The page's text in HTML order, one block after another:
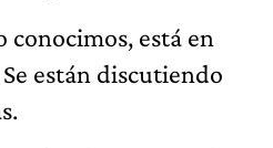
está en
están discutiendo